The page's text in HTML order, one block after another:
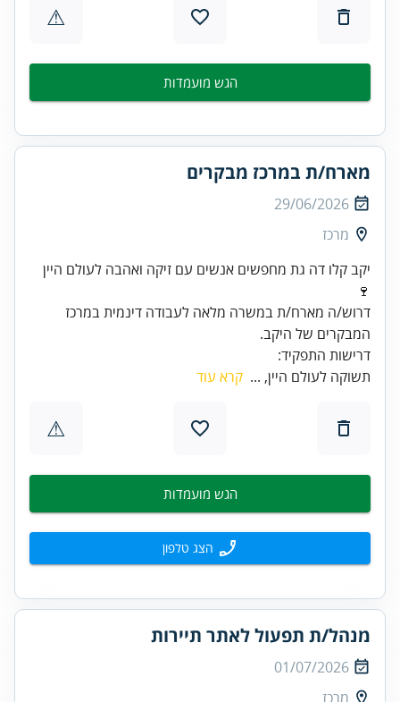
⚠
הגש מועמדות
מארח/ת במרכז מבקרים
29/06/2026
מרכז
יקב קלו דה גת מחפשים אנשים עם זיקה ואהבה לעולם היין
דרוש/ה מארח/ת במשרה מלאה לעבודה דינמית במרכז
דרישות התפקיד:
תשוקה לעולם היין, ... קרא עוד
⚠
הגש מועמדות
הצג טלפון
מנהל/ת תפעול לאתר תיירות
01/07/2026
מרכז